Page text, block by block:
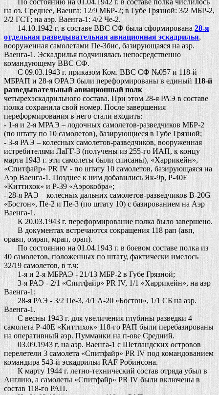
на оз. Среднее, Ваенга: 12/9 МБР-2; в Губе Грязной: 3/2 МБР-2,
2/2 ГСТ; на аэр. Ваенга-1: 4/2 Че-2.
14.10.1942 г. в составе ВВС СФ была сформирована 28-я
отдельная разведывательная авиационная эскадрилья,
вооруженная самолетами Пе-3бис, базирующаяся на аэр.
Ваенга-1. Эскадрилья подчинялась непосредственно
командующему ВВС СФ.
С 09.03.1943 г. приказом Ком. ВВС СФ №057 и 118-й
МБРАП и 28-я ОРАЭ были переформированы в единый118-й
разведывательный авиационный полк
четырехэскадрильного состава. При этом 28-я РАЭ в составе
полка сохранила свой номер. После завершения
переформирования в него стали входить:
- 1-я и 2-я МРАЭ – лодочных самолетов-разведчиков МБР-2
(по штату по 10 самолетов), базирующиеся в Губе Грязной;
- 3-я РАЭ – колесных самолетов-разведчиков, вооруженная
истребителями ЛаГГ-3 (получены из 255-го ИАП, к концу
марта 1943 г. эти самолеты были списаны), «Харрикейн»,
«Спитфайр» PR IV - по штату 10 самолетов, базирующаяся на
Аэр Ваенга-1. Позднее к ним добавились Як-9р, Р-40Е
«Киттихок» и Р-39 «Аэрокобра»;
- 28-я РАЭ – колесных дальних самолетов-разведчиков B-20G
«Бостон», Пе-2 и Пе-3 (по штату 10) с базированием на Аэр
Ваенга-1.
К 20.03.1943 г. переформирование полка было завершено.
В документах встречаются сокращения 118 рап (авп,
оравп, омрап, мрап, орап).
По состоянию на 01.04.1943 г. в боевом составе полка из
40 самолетов, положенных по штату, фактически имелось
32/19 самолетов, в т.ч:
1-я и 2-я МБРАЭ - 21/13 МБР-2 в Губе Грязной;
3-я РАЭ - 2/1 «Спитфайр» PR IV, 1/1 «Харрикейн», на аэр
Ваенга-1;
28-я РАЭ - 3/2 Пе-3, 4/1 А-20 «Бостон», 1/1 СБ на аэр.
Ваенга-1.
С весны 1943 г. для увеличения глубины разведки 4
самолета Р-40Е «Киттихок» 118-го РАП были перебазированы
на оперативный аэр. Пумманки на п-ове Средний.
03.09.1943 г. на аэр. Ваенга-1 с Шетландских островов
перелетели 3 самолета «Спитфайр» PR IV под командованием
командира 543-й эскадрильи RAF Робинсона.
К марту 1944 г. летно-технический состав отряда убыл в
Англию, а самолеты «Спитфайр» PR IV были включены в
состав 118-го РАП.